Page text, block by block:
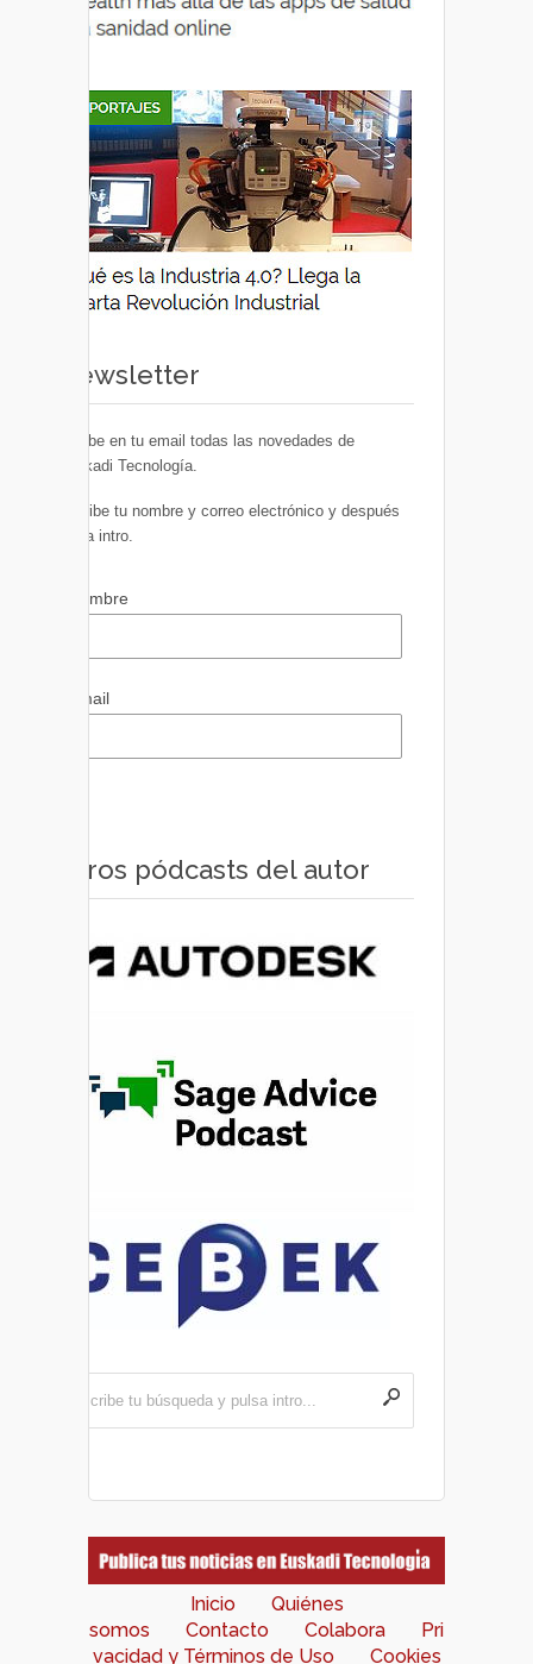
Newsletter
Recibe en tu email todas las novedades de
Euskadi Tecnología.
Escribe tu nombre y correo electrónico y después
pulsa intro.
Nombre
Email
Otros pódcasts del autor
Inicio
Quiénes
somos
Contacto Colabora
Pri
vacidad y Términos de Uso
Cookies